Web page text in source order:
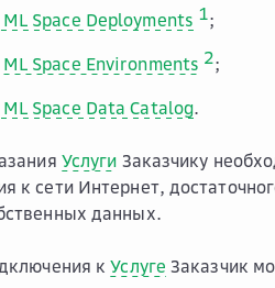
Space Deployments 1;
Space Environments 2;
Space Data Сatalog.
Услуги Заказчику
к сети Интернет,
данных.
кУслуге Заказчик